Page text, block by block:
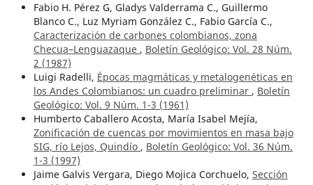
Fabio H. Pérez G, Gladys Valderrama C., Guillermo
Blanco C., Luz Myriam González C., Fabio García C.,
Caracterización de carbones colombianos, zona
Checua–Lenguazaque , Boletín Geológico: Vol. 28 Núm.
2 (1987)
Luigi Radelli, Épocas magmáticas y metalogenéticas en
los Andes Colombianos: un cuadro preliminar , Boletín
Geológico: Vol. 9 Núm. 1-3 (1961)
Humberto Caballero Acosta, María Isabel Mejía,
Zonificación de cuencas por movimientos en masa bajo
SIG, río Lejos, Quindío , Boletín Geológico: Vol. 36 Núm.
1-3 (1997)
Jaime Galvis Vergara, Diego Mojica Corchuelo, Sección